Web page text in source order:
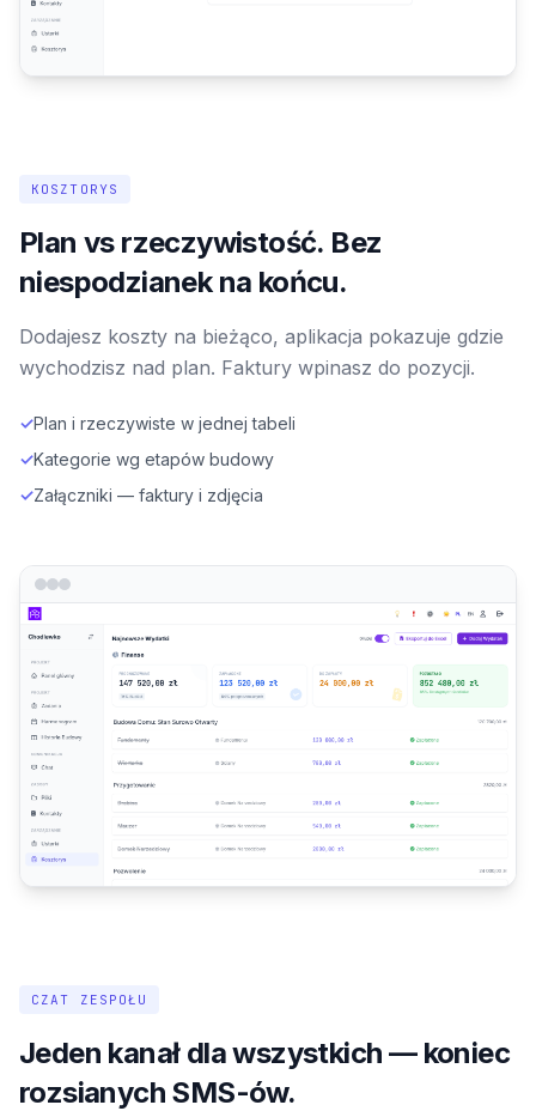
KOSZTORYS
Plan vs rzeczywistość. Bez
niespodzianek na końcu.
Dodajesz koszty na bieżąco, aplikacja pokazuje gdzie
wychodzisz nad plan. Faktury wpinasz do pozycji.
✓Plan i rzeczywiste w jednej tabeli
✓Kategorie wg etapów budowy
✓Załączniki — faktury i zdjęcia
CZAT ZESPOŁU
Jeden kanał dla wszystkich — koniec
rozsianych SMS-ów.